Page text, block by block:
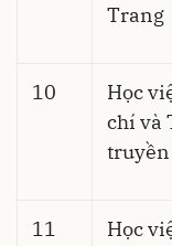
Trang
10
Học
chí và
truyền
11
Học